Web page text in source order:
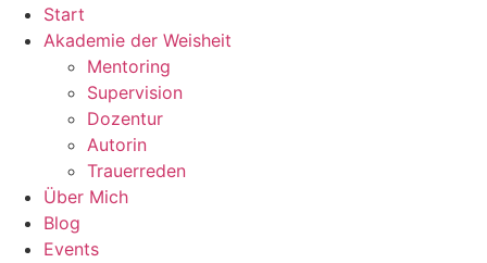
Start
Akademie der Weisheit
Mentoring
Supervision
Dozentur
Autorin
Trauerreden
Über Mich
Blog
Events